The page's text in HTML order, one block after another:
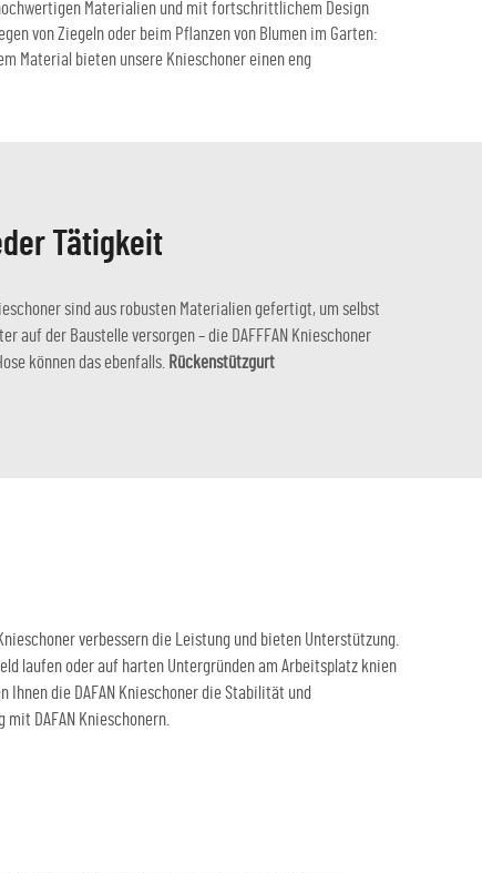
Materialien und mit fortschrittlichem Design
von Ziegeln oder beim Pflanzen von Blumen im Garten:
Material bieten unsere Knieschoner einen eng
Tätigkeit
sind aus robusten Materialien gefertigt, um selbst
auf der Baustelle versorgen – die DAFFFAN Knieschoner
können das ebenfalls. Rückenstützgurt
verbessern die Leistung und bieten Unterstützung.
laufen oder auf harten Untergründen am Arbeitsplatz knien
Ihnen die DAFAN Knieschoner die Stabilität und
DAFAN Knieschonern.